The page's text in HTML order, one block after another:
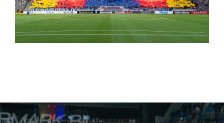
Inläggsnavigering